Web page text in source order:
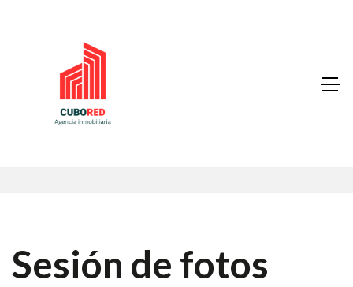
Sesión de fotos